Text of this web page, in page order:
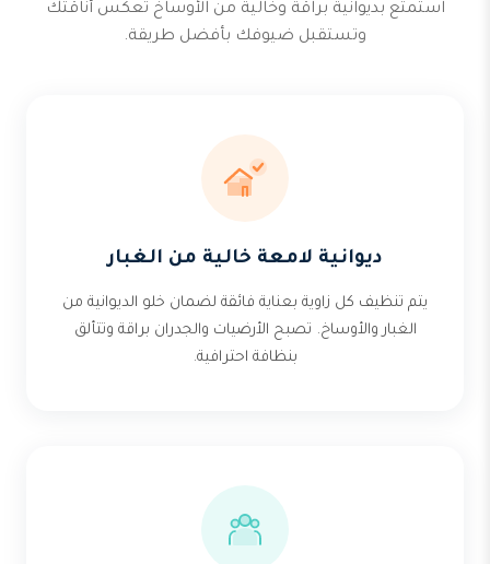
استمتع بديوانية براقة وخالية من الأوساخ تعكس أناقتك
وتستقبل ضيوفك بأفضل طريقة.
ديوانية لامعة خالية من الغبار
يتم تنظيف كل زاوية بعناية فائقة لضمان خلو الديوانية من
الغبار والأوساخ. تصبح الأرضيات والجدران براقة وتتألق
بنظافة احترافية.